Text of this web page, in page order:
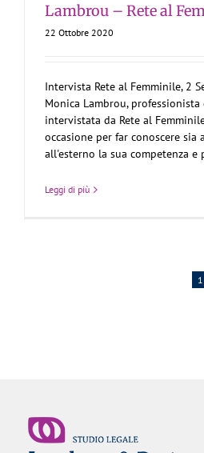
Lambrou – Rete al
22 Ottobre 2020
Intervista Rete al Femminile, 2
Monica Lambrou, professionista
intervistata da Rete al
occasione per far conoscere sia
all'esterno la sua competenza e
Leggi di più
1